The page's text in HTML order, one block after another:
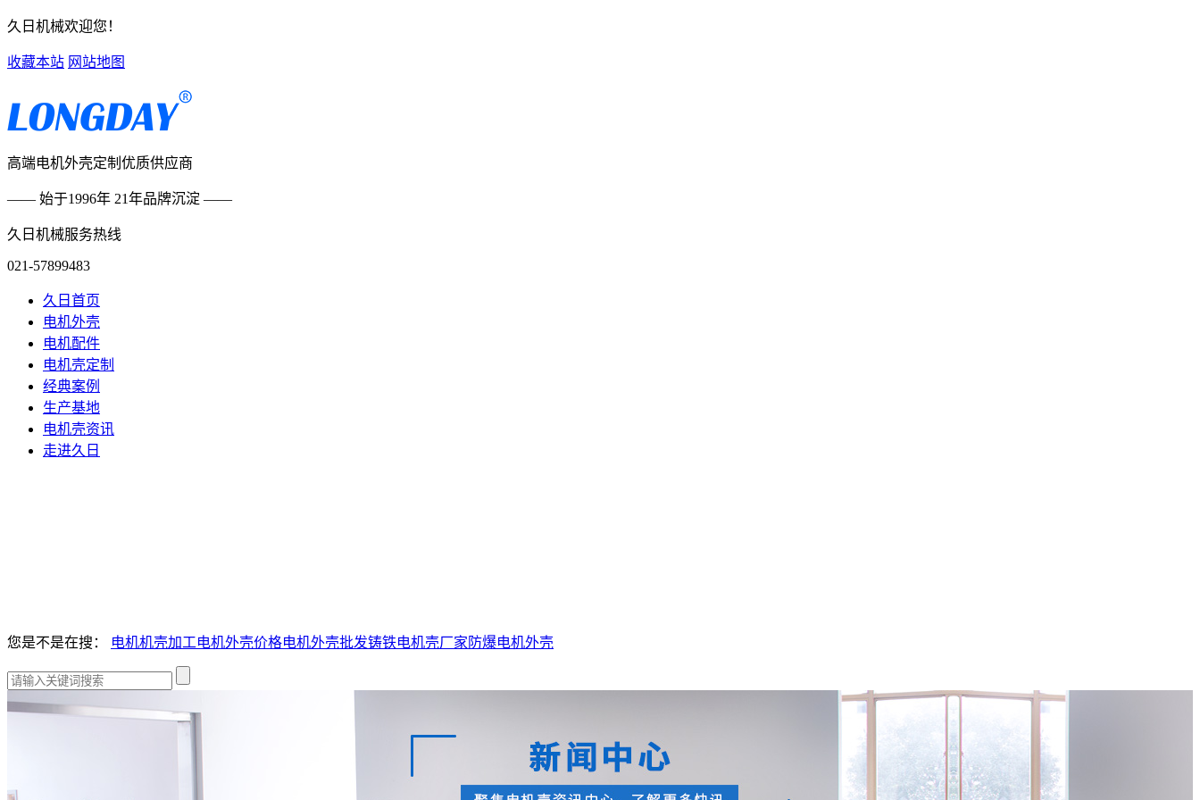
久日机械欢迎您！
收藏本站 网站地图
高端电机外壳定制优质供应商
—— 始于1996年 21年品牌沉淀 ——
久日机械服务热线
021-57899483
久日首页
电机外壳
电机配件
电机壳定制
经典案例
生产基地
电机壳资讯
走进久日
您是不是在搜： 电机机壳加工电机外壳价格电机外壳批发铸铁电机壳厂家 防爆电机外壳